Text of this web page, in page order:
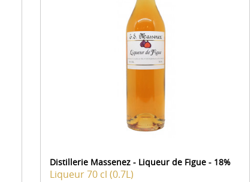
Distillerie Massenez - Liqueur de Figue - 18%
Liqueur70 cl (0.7L)